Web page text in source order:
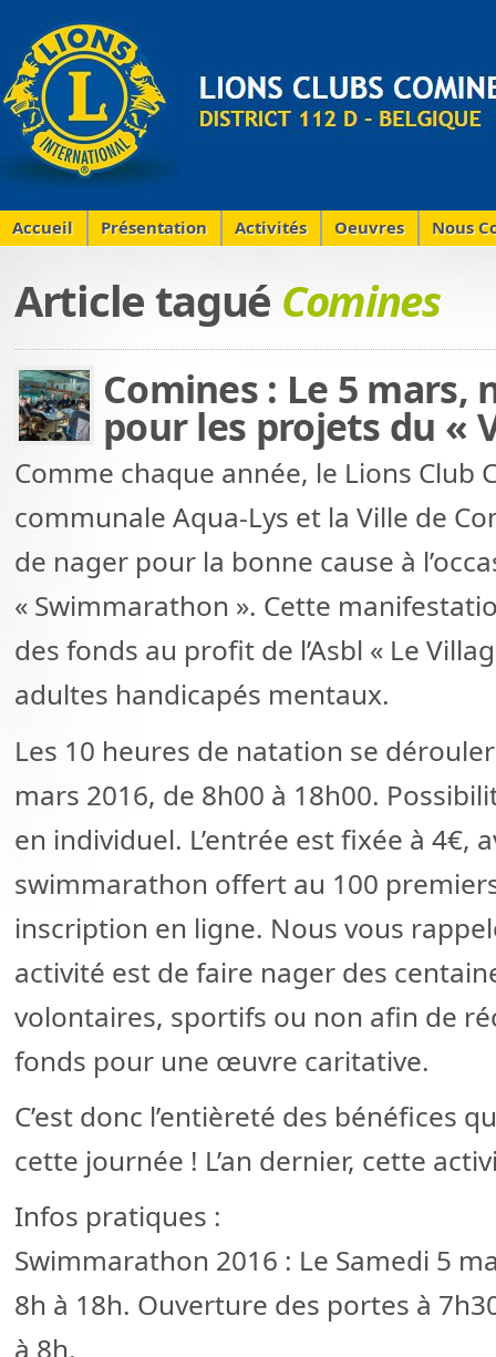
Accueil Présentation Activités Oeuvres Nous
Article tagué Comines
Comines : Le 5 mars,
pour les projets du «
Comme chaque année, le Lions Club
communale Aqua-Lys et la Ville de
de nager pour la bonne cause à
« Swimmarathon ». Cette
des fonds au profit de l’Asbl « Le
adultes handicapés mentaux.
Les 10 heures de natation se
mars 2016, de 8h00 à 18h00.
en individuel. L’entrée est fixée à 4€,
swimmarathon offert au 100
inscription en ligne. Nous vous
activité est de faire nager des
volontaires, sportifs ou non afin de
fonds pour une œuvre caritative.
C’est donc l’entièreté des bénéfices
cette journée ! L’an dernier, cette
Infos pratiques :
Swimmarathon 2016 : Le Samedi 5
8h à 18h. Ouverture des portes à
à 8h.